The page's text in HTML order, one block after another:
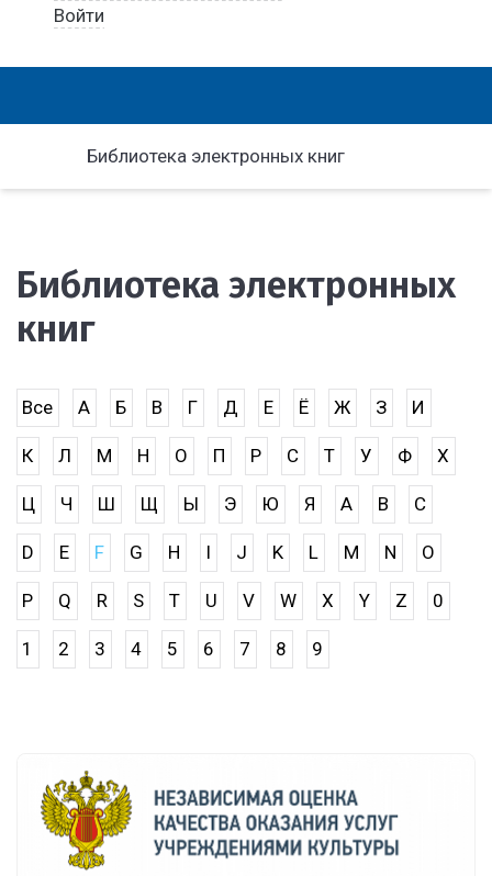
Войти
Библиотека электронных книг
Библиотека электронных
книг
Все А Б В Г Д Е Ё Ж З И
К Л М Н О П Р С Т У Ф Х
Ц Ч Ш Щ Ы Э Ю Я A B C
D E F G H I J K L M N O
P Q R S T U V W X Y Z 0
1 2 3 4 5 6 7 8 9